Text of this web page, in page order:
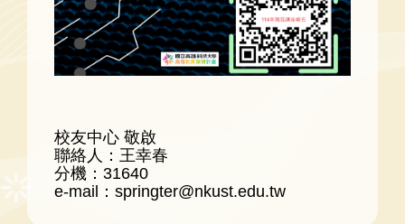
校友中心 敬啟
聯絡人：王幸春
分機：31640
e-mail：springter@nkust.edu.tw